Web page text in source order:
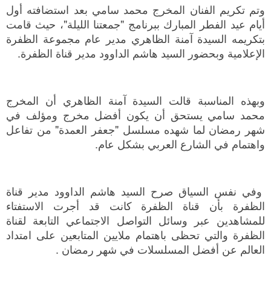
وتم تكريم الفنان المخرج محمد سامي بعد استضافته أول
أيام عيد الفطر المبارك ببرنامج "جمعتنا الليلة"، حيث قامت
بتكريمه السيدة آمنة الظاهري مدير عام مجموعة الظفرة
الإعلامية وبحضور السيد هاشم الداوود مدير قناة الظفرة.
وبهذه المناسبة قالت السيدة آمنة الظاهري أن المخرج
محمد سامي يستحق أن يكون أفضل مخرج ومؤلف في
شهر رمضان لما شهده مسلسل "جعفر العمدة" من تفاعل
واهتمام في الشارع العربي بشكل عام.
وفي نفس السياق صرح السيد هاشم الداوود مدير قناة
الظفرة بأن قناة الظفرة كانت قد أجرت الاستفتاء
للمشاهدين عبر وسائل التواصل الاجتماعي التابعة لقناة
الظفرة والتي تحظى باهتمام ملايين المتابعين على امتداد
العالم عن أفضل المسلسلات في شهر رمضان .